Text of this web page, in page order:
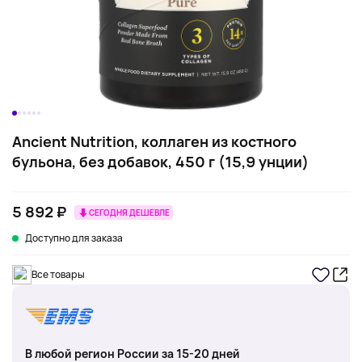
Ancient Nutrition, коллаген из костного
бульона, без добавок, 450 г (15,9 унции)
5 892 ₽ СЕГОДНЯ ДЕШЕВЛЕ
Доступно для заказа
Все товары
В любой регион России за 15-20 дней